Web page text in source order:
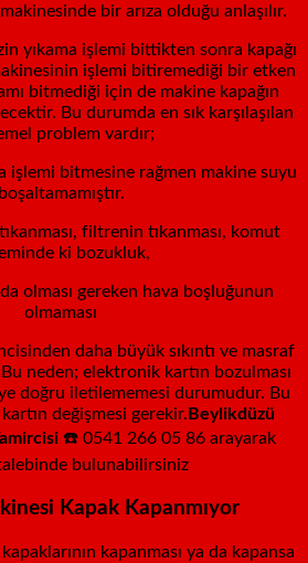
bir arıza olduğu anlaşılır.
yıkama işlemi bittikten sonra kapağı
işlemi bitiremediği bir etken
bitmediği için de makine kapağın
Bu durumda en sık karşılaşılan
problem vardır;
işlemi bitmesine rağmen makine suyu
boşaltamamıştır.
filtrenin tıkanması, komut
ki bozukluk,
olması gereken hava boşluğunun
olmaması
daha büyük sıkıntı ve masraf
neden; elektronik kartın bozulması
doğru iletilememesi durumudur. Bu
değişmesi gerekir. Beylikdüzü
☎️ 0541 266 05 86 arayarak
bulunabilirsiniz
Kapak Kapanmıyor
kapanması ya da kapansa